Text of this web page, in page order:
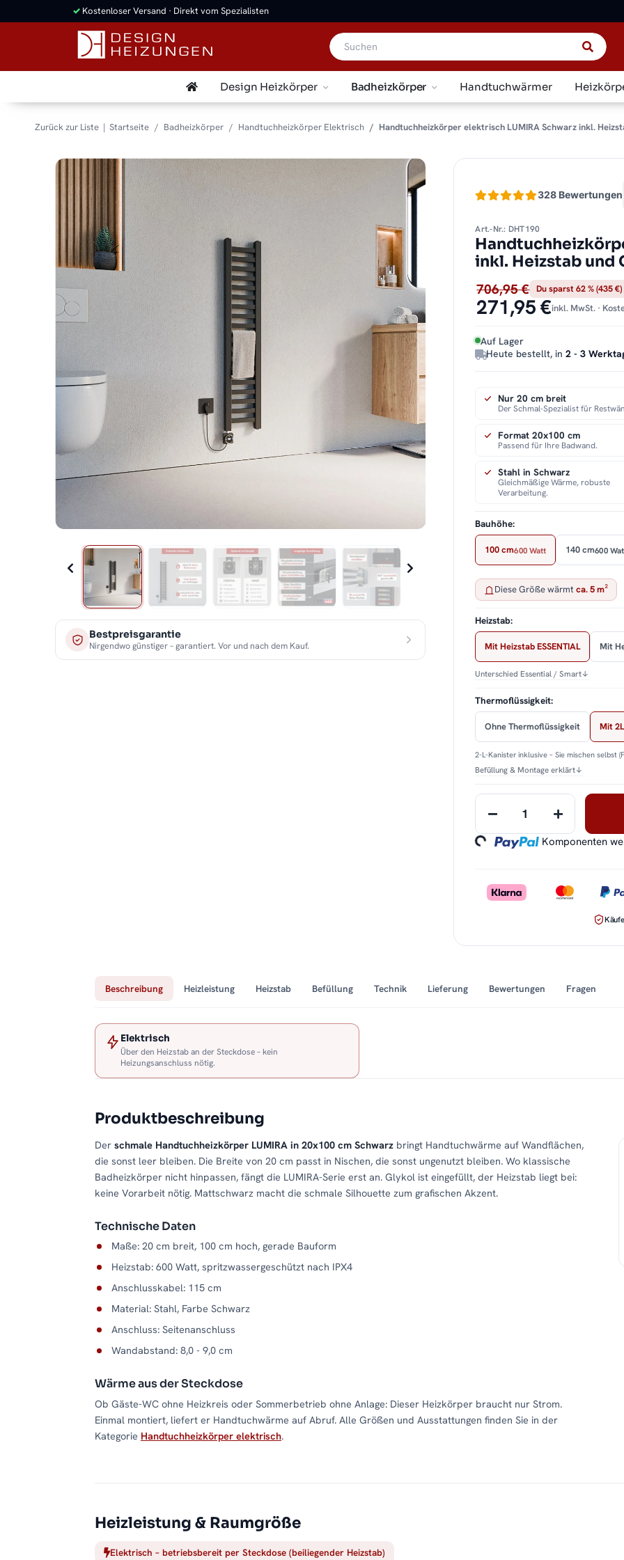
Design Heizkörper Badheizkörper Handtuchwärmer
Zurück zur Liste Startseite Badheizkörper Handtuchheizkörper Elektrisch Handtuchheizkörper elektrisch LUMIRA Schwarz inkl.
Bestpreisgarantie
Nirgendwo günstiger – garantiert. Vor und nach dem Kauf.
328 Bewertungen
Art.-Nr.: DHT190
inkl. Heizstab und
706,95 € Du sparst 62 % (435 €)
271,95 €inkl. MwSt. ·
Auf Lager
Heute bestellt, in2 - 3
Nur 20 cm breit
Der Schmal-Spezialist für
Format 20x100 cm
Passend für Ihre Badwand.
Stahl in Schwarz
Gleichmäßige Wärme, robuste
Verarbeitung.
Bauhöhe:
100 cm600 Watt 140 cm600
Diese Größe wärmtca. 5 m²
Heizstab:
Mit Heizstab ESSENTIAL Mit
Unterschied Essential / Smart↓
Thermoflüssigkeit:
Ohne Thermoflüssigkeit Mit
2-L-Kanister inklusive – Sie mischen selbst
Befüllung & Montage erklärt↓
Loading... Komponenten
Beschreibung Heizleistung Heizstab Befüllung Technik Lieferung Bewertungen Fragen
Elektrisch
Über den Heizstab an der Steckdose – kein
Heizungsanschluss nötig.
Produktbeschreibung
Der schmale Handtuchheizkörper LUMIRA in 20x100 cm Schwarz bringt Handtuchwärme auf Wandflächen,
die sonst leer bleiben. Die Breite von 20 cm passt in Nischen, die sonst ungenutzt bleiben. Wo klassische
Badheizkörper nicht hinpassen, fängt die LUMIRA-Serie erst an. Glykol ist eingefüllt, der Heizstab liegt bei:
keine Vorarbeit nötig. Mattschwarz macht die schmale Silhouette zum grafischen Akzent.
Technische Daten
Maße: 20 cm breit, 100 cm hoch, gerade Bauform
Heizstab: 600 Watt, spritzwassergeschützt nach IPX4
Anschlusskabel: 115 cm
Material: Stahl, Farbe Schwarz
Anschluss: Seitenanschluss
Wandabstand: 8,0 - 9,0 cm
Wärme aus der Steckdose
Ob Gäste-WC ohne Heizkreis oder Sommerbetrieb ohne Anlage: Dieser Heizkörper braucht nur Strom.
Einmal montiert, liefert er Handtuchwärme auf Abruf. Alle Größen und Ausstattungen finden Sie in der
Kategorie Handtuchheizkörper elektrisch.
Heizleistung & Raumgröße
Elektrisch – betriebsbereit per Steckdose (beiliegender Heizstab)